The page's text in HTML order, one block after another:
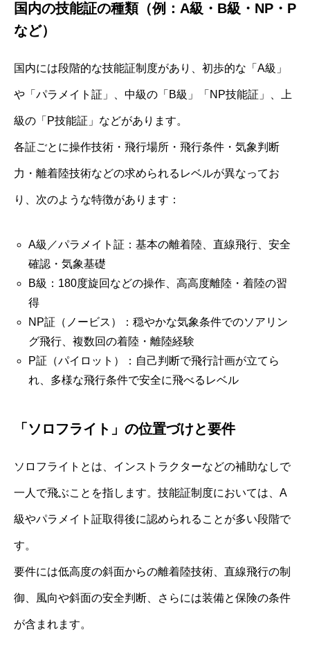
国内の技能証の種類（例：A級・B級・NP・P
など）
国内には段階的な技能証制度があり、初歩的な「A級」
や「パラメイト証」、中級の「B級」「NP技能証」、上
級の「P技能証」などがあります。
各証ごとに操作技術・飛行場所・飛行条件・気象判断
力・離着陸技術などの求められるレベルが異なってお
り、次のような特徴があります：
A級／パラメイト証：基本の離着陸、直線飛行、安全
確認・気象基礎
B級：180度旋回などの操作、高高度離陸・着陸の習
得
NP証（ノービス）：穏やかな気象条件でのソアリン
グ飛行、複数回の着陸・離陸経験
P証（パイロット）：自己判断で飛行計画が立てら
れ、多様な飛行条件で安全に飛べるレベル
「ソロフライト」の位置づけと要件
ソロフライトとは、インストラクターなどの補助なしで
一人で飛ぶことを指します。技能証制度においては、A
級やパラメイト証取得後に認められることが多い段階で
す。
要件には低高度の斜面からの離着陸技術、直線飛行の制
御、風向や斜面の安全判断、さらには装備と保険の条件
が含まれます。